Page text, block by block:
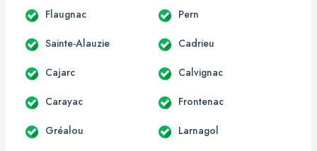
Flaugnac Pern
Sainte-Alauzie Cadrieu
Cajarc Calvignac
Carayac Frontenac
Gréalou Larnagol